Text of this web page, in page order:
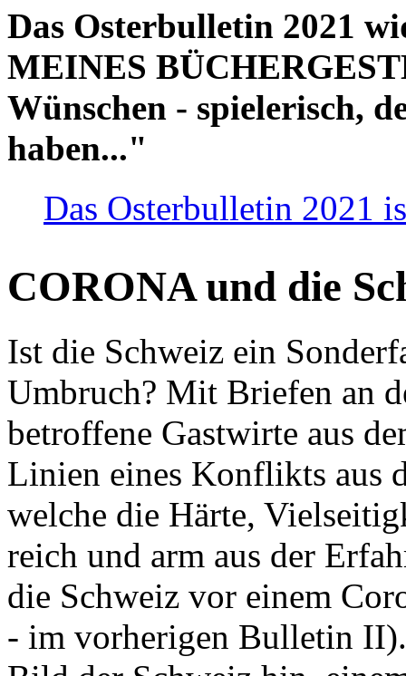
Das Osterbulletin 2021
MEINES
Wünschen - spielerisch,
haben..."
Das Osterbulletin 2021
CORONA und die
Ist die Schweiz ein
Umbruch? Mit Briefen an
betroffene Gastwirte aus
Linien eines Konflikts aus
welche die Härte,
reich und arm aus der
die Schweiz vor einem
- im vorherigen Bulletin